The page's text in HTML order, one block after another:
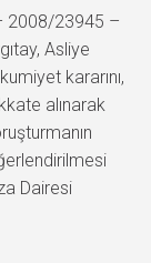
2008/23945 –
Asliye
kararını,
alınarak
Dairesi